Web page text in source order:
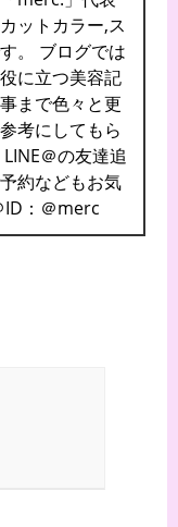
ットカラー,ス
。 ブログでは
に立つ美容記
まで色々と更
考にしてもら
＠の友達追
約などもお気
ID：＠merc